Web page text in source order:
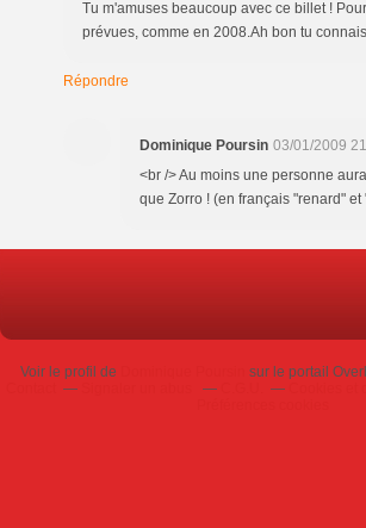
Tu m'amuses beaucoup avec ce billet !
prévues, comme en 2008.Ah bon tu
Répondre
Dominique Poursin 03/01/2009
<br /> Au moins une personne
que Zorro ! (en français "renard"
Voir le profil de sur le portail